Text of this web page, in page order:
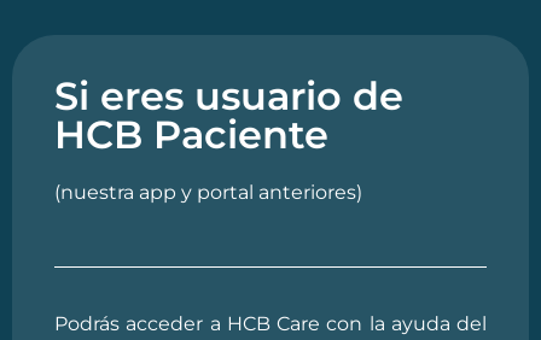
Si eres usuario de
HCB Paciente
(nuestra app y portal anteriores)
Podrás acceder a HCB Care con la ayuda del